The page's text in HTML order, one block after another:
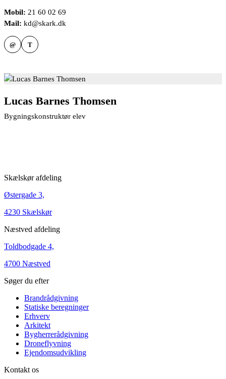
Mobil: 21 60 02 69
Mail: kd@skark.dk
@ T
Lucas Barnes Thomsen
Bygningskonstruktør elev
Skælskør afdeling
Østergade 3,
4230 Skælskør
Næstved afdeling
Toldbodgade 4,
4700 Næstved
Søger du efter
Brandrådgivning
Statiske beregninger
Erhverv
Arkitekt
Bygherrerådgivning
Droneflyvning
Ejendomsudvikling
Kontakt os